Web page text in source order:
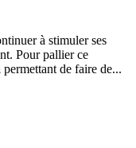
à stimuler ses
Pour pallier ce
de faire de...